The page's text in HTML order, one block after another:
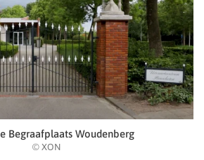
Begraafplaats Woudenberg
© XON